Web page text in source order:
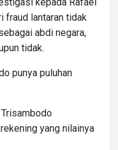
fraud lantaran tidak
abdi negara,
tidak.
punya puluhan
yang nilainya